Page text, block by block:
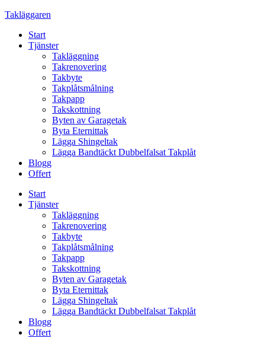
Skip
content
Takläggaren
Start
Tjänster
Takläggning
Takrenovering
Takbyte
Takplåtsmålning
Takpapp
Takskottning
Byten av Garagetak
Byta Eternittak
Lägga Shingeltak
Lägga Bandtäckt Dubbelfalsat Takplåt
Blogg
Offert
Start
Tjänster
Takläggning
Takrenovering
Takbyte
Takplåtsmålning
Takpapp
Takskottning
Byten av Garagetak
Byta Eternittak
Lägga Shingeltak
Lägga Bandtäckt Dubbelfalsat Takplåt
Blogg
Offert